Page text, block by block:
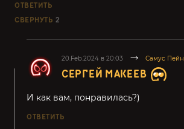
ОТВЕТИТЬ
СВЕРНУТЬ 2
20.Feb.2024 в 20:03 Самус Пейн
СЕРГЕЙ МАКЕЕВ
И как вам, понравилась?)
ОТВЕТИТЬ